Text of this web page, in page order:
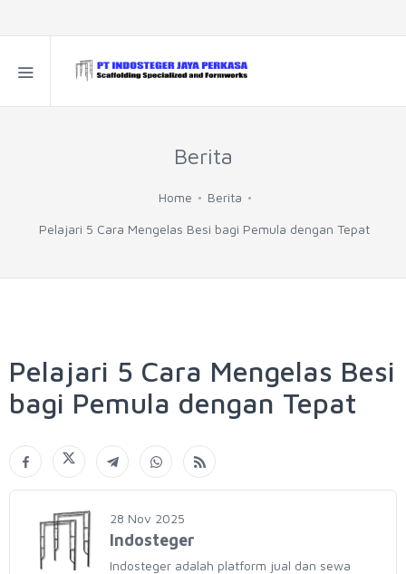
Berita
Home Berita
Pelajari 5 Cara Mengelas Besi bagi Pemula dengan Tepat
Pelajari 5 Cara Mengelas Besi
bagi Pemula dengan Tepat
28 Nov 2025
Indosteger
Indosteger adalah platform jual dan sewa